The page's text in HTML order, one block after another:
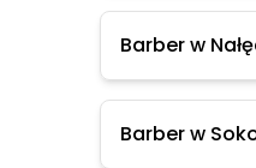
Barber w
Barber w